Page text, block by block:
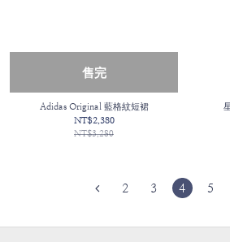
售完
Adidas Original 藍格紋短裙
NT$2,380
NT$3,280
2 3 4 5